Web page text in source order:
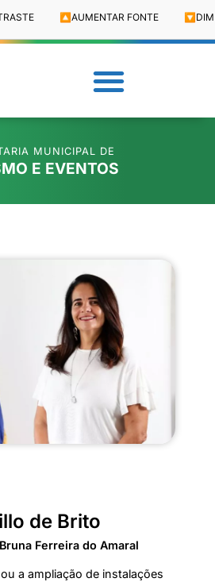
🔼 AUMENTAR FONTE 🔽
MUNICIPAL DE
E EVENTOS
de Brito
Ferreira do Amaral
a ampliação de instalações